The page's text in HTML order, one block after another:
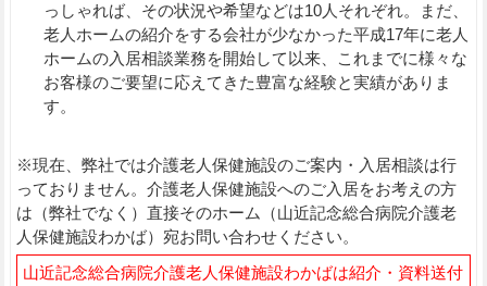
っしゃれば、その状況や希望などは10人それぞれ。まだ、
老人ホームの紹介をする会社が少なかった平成17年に老人
ホームの入居相談業務を開始して以来、これまでに様々な
お客様のご要望に応えてきた豊富な経験と実績がありま
す。
※現在、弊社では介護老人保健施設のご案内・入居相談は行
っておりません。介護老人保健施設へのご入居をお考えの方
は（弊社でなく）直接そのホーム（山近記念総合病院介護老
人保健施設わかば）宛お問い合わせください。
山近記念総合病院介護老人保健施設わかばは紹介・資料送付